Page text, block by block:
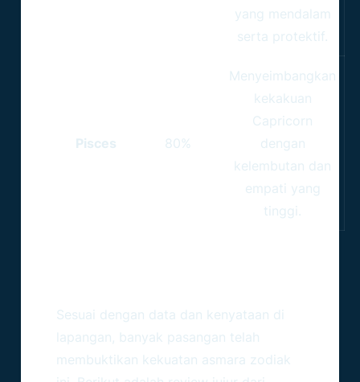
yang mendalam
serta protektif.
Pisces 80%
Menyeimbangkan
kekakuan
Capricorn
dengan
kelembutan dan
empati yang
tinggi.
Sesuai dengan data dan kenyataan di
lapangan, banyak pasangan telah
membuktikan kekuatan asmara zodiak